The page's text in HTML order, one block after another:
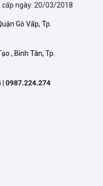
cấp ngày: 20/03/2018
Gò Vấp, Tp.
, Bình Tân, Tp.
0987.224.274